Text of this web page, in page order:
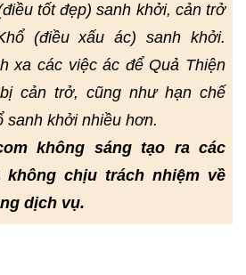
tốt đẹp) sanh khởi, cản trở
(điều xấu ác) sanh khởi.
xa các việc ác để Quả Thiện
cản trở, cũng như hạn chế
sanh khởi nhiều hơn.
không sáng tạo ra các
chịu trách nhiệm về
dịch vụ.